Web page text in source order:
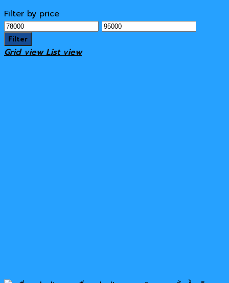
Filter by price
Min
price
Max
Filter
Grid view List view